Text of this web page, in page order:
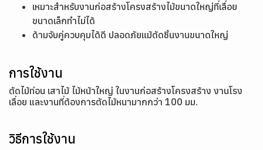
เหมาะสำหรับงานก่อสร้างโครงสร้างไม้ขนาดใหญ่ที่เลื่อย
ขนาดเล็กทำไม่ได้
ด้ามจับคู่ควบคุมได้ดี ปลอดภัยแม้ตัดชิ้นงานขนาดใหญ่
การใช้งาน
ตัดไม้ท่อน เสาไม้ ไม้หน้าใหญ่ ในงานก่อสร้างโครงสร้าง งานโรง
เลื่อย และงานที่ต้องการตัดไม้หนามากกว่า 100 มม.
วิธีการใช้งาน